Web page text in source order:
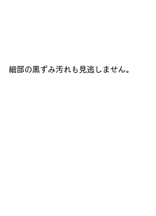
細部の黒ずみ汚れも見逃しません。